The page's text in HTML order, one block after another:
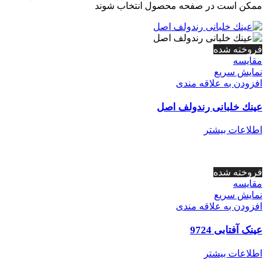
ممکن است در صفحه محصول انتخاب شوند
فروخته شده
مقايسه
نمایش سریع
افزودن به علاقه مندی
عينك خلبانی رندولف اصل
اطلاعات بیشتر
فروخته شده
مقايسه
نمایش سریع
افزودن به علاقه مندی
عینک آفتابی 9724
اطلاعات بیشتر